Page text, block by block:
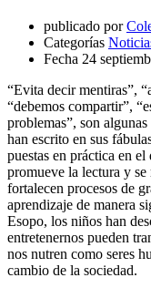
publicado por
Categorías
Fecha 24
“Evita decir mentiras”,
“debemos compartir”,
problemas”, son
han escrito en sus
puestas en práctica en
promueve la lectura y
fortalecen procesos de
aprendizaje de manera
Esopo, los niños han
entretenernos pueden
nos nutren como seres
cambio de la sociedad.